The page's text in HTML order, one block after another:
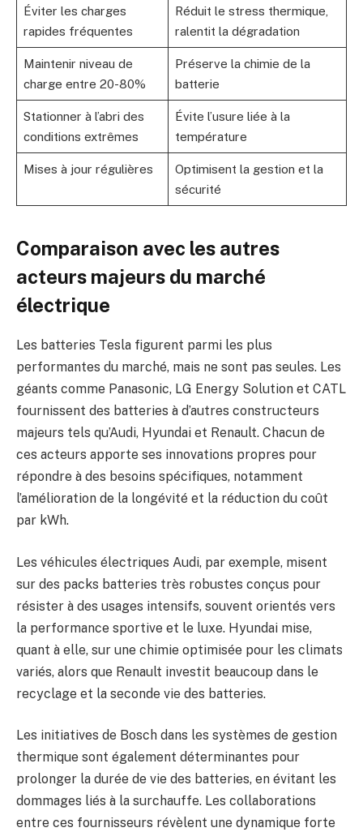
Éviter les charges
rapides fréquentes
Réduit le stress thermique,
ralentit la dégradation
Maintenir niveau de
charge entre 20-80%
Préserve la chimie de la
batterie
Stationner à l’abri des
conditions extrêmes
Évite l’usure liée à la
température
Mises à jour régulières
Optimisent la gestion et la
sécurité
Comparaison avec les autres
acteurs majeurs du marché
électrique
Les batteries Tesla figurent parmi les plus
performantes du marché, mais ne sont pas seules. Les
géants comme Panasonic, LG Energy Solution et CATL
fournissent des batteries à d’autres constructeurs
majeurs tels qu’Audi, Hyundai et Renault. Chacun de
ces acteurs apporte ses innovations propres pour
répondre à des besoins spécifiques, notamment
l’amélioration de la longévité et la réduction du coût
par kWh.
Les véhicules électriques Audi, par exemple, misent
sur des packs batteries très robustes conçus pour
résister à des usages intensifs, souvent orientés vers
la performance sportive et le luxe. Hyundai mise,
quant à elle, sur une chimie optimisée pour les climats
variés, alors que Renault investit beaucoup dans le
recyclage et la seconde vie des batteries.
Les initiatives de Bosch dans les systèmes de gestion
thermique sont également déterminantes pour
prolonger la durée de vie des batteries, en évitant les
dommages liés à la surchauffe. Les collaborations
entre ces fournisseurs révèlent une dynamique forte